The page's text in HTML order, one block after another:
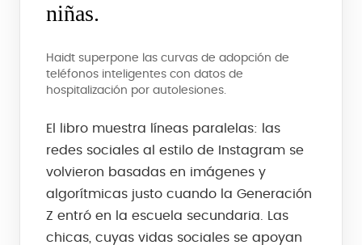
niñas.
Haidt superpone las curvas de adopción de
teléfonos inteligentes con datos de
hospitalización por autolesiones.
El libro muestra líneas paralelas: las
redes sociales al estilo de Instagram se
volvieron basadas en imágenes y
algorítmicas justo cuando la Generación
Z entró en la escuela secundaria. Las
chicas, cuyas vidas sociales se apoyan